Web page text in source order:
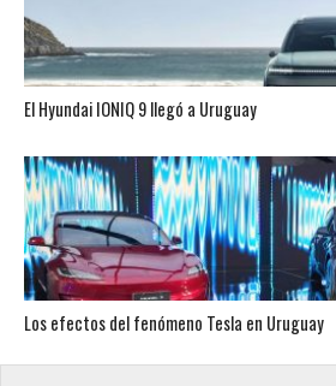
El Hyundai IONIQ 9 llegó a Uruguay
Los efectos del fenómeno Tesla en Uruguay